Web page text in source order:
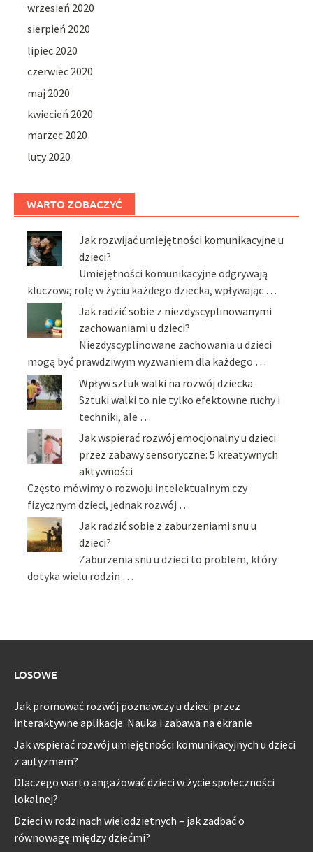
wrzesień 2020
sierpień 2020
lipiec 2020
czerwiec 2020
maj 2020
kwiecień 2020
marzec 2020
luty 2020
WARTO ZOBACZYĆ
Jak rozwijać umiejętności komunikacyjne u
dzieci?
Umiejętności komunikacyjne odgrywają
kluczową rolę w życiu każdego dziecka, wpływając …
Jak radzić sobie z niezdyscyplinowanymi
zachowaniami u dzieci?
Niezdyscyplinowane zachowania u dzieci
mogą być prawdziwym wyzwaniem dla każdego …
Wpływ sztuk walki na rozwój dziecka
Sztuki walki to nie tylko efektowne ruchy i
techniki, ale …
Jak wspierać rozwój emocjonalny u dzieci
przez zabawy sensoryczne: 5 kreatywnych
aktywności
Często mówimy o rozwoju intelektualnym czy
fizycznym dzieci, jednak rozwój …
Jak radzić sobie z zaburzeniami snu u
dzieci?
Zaburzenia snu u dzieci to problem, który
dotyka wielu rodzin …
LOSOWE
Jak promować rozwój poznawczy u dzieci przez
interaktywne aplikacje: Nauka i zabawa na ekranie
Jak wspierać rozwój umiejętności komunikacyjnych u dzieci
z autyzmem?
Dlaczego warto angażować dzieci w życie społeczności
lokalnej?
Dzieci w rodzinach wielodzietnych – jak zadbać o
równowagę między dziećmi?